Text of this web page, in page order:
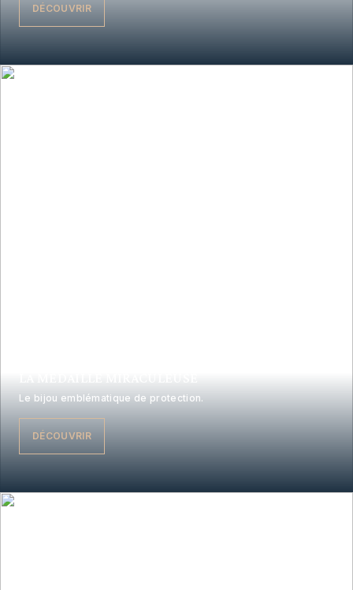
DÉCOUVRIR
Le bijou emblématique de protection.
DÉCOUVRIR